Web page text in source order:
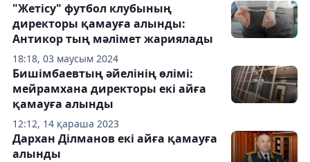
18:18, 03 маусым 2024
"Жетісу" футбол клубының
директоры қамауға алынды:
Антикор тың мәлімет жариялады
12:12, 14 қараша 2023
Бишімбаевтың әйелінің өлімі:
мейрамхана директоры екі айға
қамауға алынды
Дархан Ділманов екі айға қамауға
алынды